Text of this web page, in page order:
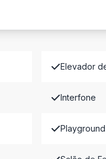
Elevador
Interfone
Playground